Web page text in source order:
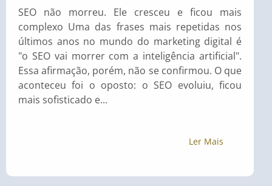
SEO não morreu. Ele cresceu e ficou mais
complexo Uma das frases mais repetidas nos
últimos anos no mundo do marketing digital é
"o SEO vai morrer com a inteligência artificial".
Essa afirmação, porém, não se confirmou. O que
aconteceu foi o oposto: o SEO evoluiu, ficou
mais sofisticado e...
Ler Mais